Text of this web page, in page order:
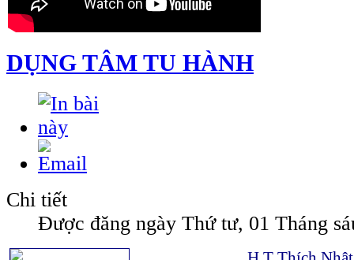
DỤNG TÂM TU HÀNH
Chi tiết
Được đăng ngày Thứ tư, 01 Tháng